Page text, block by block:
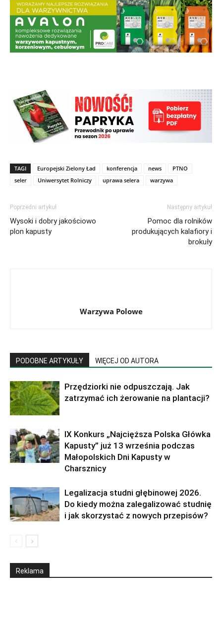
TAGI Europejski Zielony Ład konferencja news
PTNO
seler
Uniwersytet Rolniczy uprawa selera warzywa
Poprzedni artykuł
Wysoki i dobry jakościowo
plon kapusty
Następny artykuł
Pomoc dla rolników
produkujących kalafiory i
brokuły
Warzywa Polowe
PODOBNE ARTYKUŁY WIĘCEJ OD AUTORA
Przędziorki nie odpuszczają. Jak
zatrzymać ich żerowanie na plantacji?
IX Konkurs „Najcięższa Polska Główka
Kapusty” już 13 września podczas
Małopolskich Dni Kapusty w
Charsznicy
Legalizacja studni głębinowej 2026.
Do kiedy można zalegalizować studnię
i jak skorzystać z nowych przepisów?
Reklama